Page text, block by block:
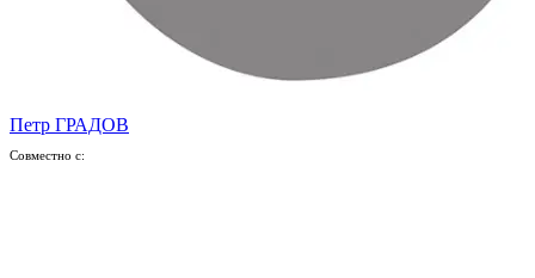
Петр ГРАДОВ
Совместно с: